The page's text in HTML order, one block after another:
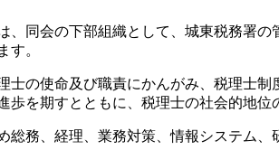
、同会の下部組織として、城東税務署
す。
士の使命及び職責にかんがみ、税理士
歩を期すとともに、税理士の社会的地
総務、経理、業務対策、情報システム